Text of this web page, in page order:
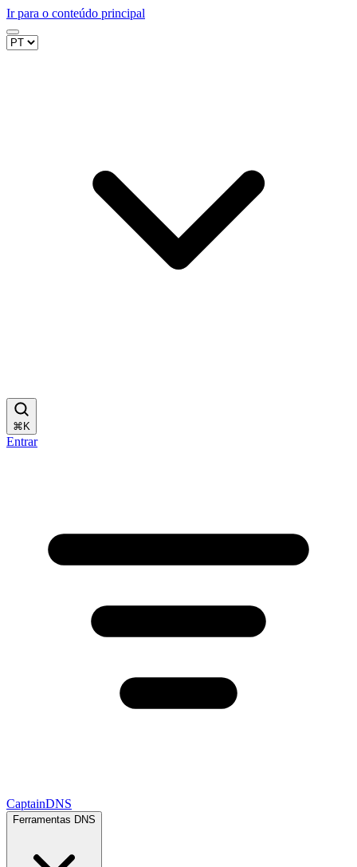
Ir para o conteúdo principal
⌘ K
Entrar
CaptainDNS
Ferramentas DNS